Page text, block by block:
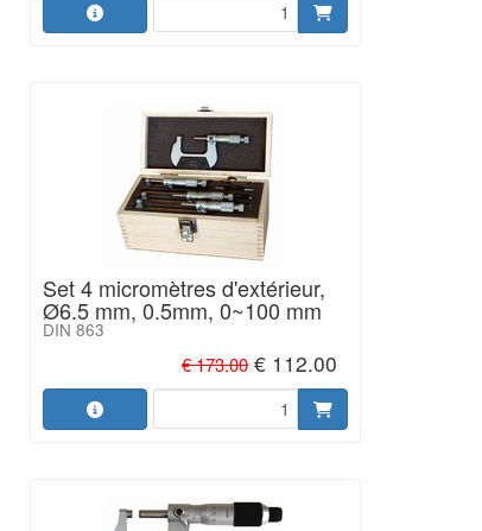
Set 4 micromètres d'extérieur,
Ø6.5 mm, 0.5mm, 0~100 mm
DIN 863
€ 173.00 € 112.00